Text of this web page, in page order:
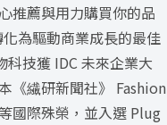
推薦與用力購買你的品
化為驅動商業成長的最佳
科技獲 IDC 未來企業大
《繊研新聞社》 Fashion
國際殊榮，並入選 Plug